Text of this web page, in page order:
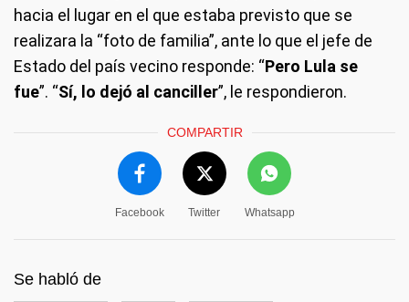
hacia el lugar en el que estaba previsto que se
realizara la “foto de familia”, ante lo que el jefe de
Estado del país vecino responde: “Pero Lula se
fue”. “Sí, lo dejó al canciller”, le respondieron.
COMPARTIR
Facebook Twitter Whatsapp
Se habló de